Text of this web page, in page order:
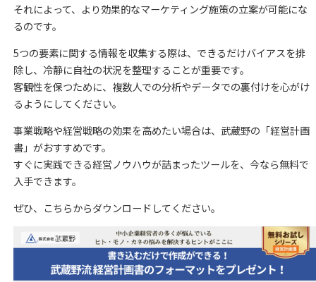
それによって、より効果的なマーケティング施策の立案が可能にな
るのです。
5つの要素に関する情報を収集する際は、できるだけバイアスを排
除し、冷静に自社の状況を整理することが重要です。
客観性を保つために、複数人での分析やデータでの裏付けを心がけ
るようにしてください。
事業戦略や経営戦略の効果を高めたい場合は、武蔵野の「経営計画
書」がおすすめです。
すぐに実践できる経営ノウハウが詰まったツールを、今なら無料で
入手できます。
ぜひ、こちらからダウンロードしてください。